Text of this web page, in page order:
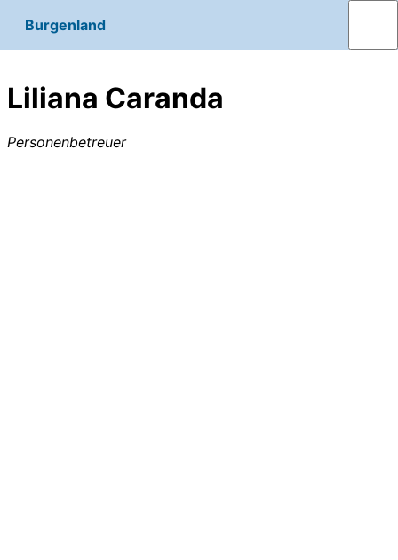
Burgenland
Liliana Caranda
Personenbetreuer